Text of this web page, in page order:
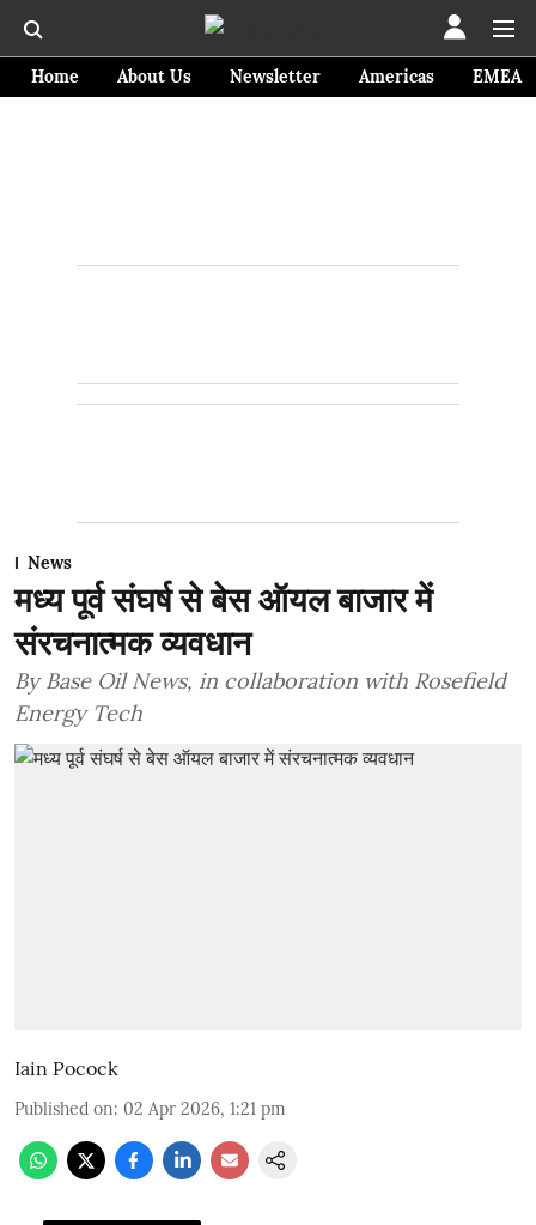
Home About Us Newsletter Americas EMEA
News
मध्य पूर्व संघर्ष से बेस ऑयल बाजार में
संरचनात्मक व्यवधान
By Base Oil News, in collaboration with Rosefield
Energy Tech
Iain Pocock
Published on: 02 Apr 2026, 1:21 pm